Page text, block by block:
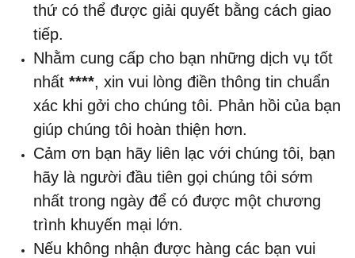
thứ có thể được giải quyết bằng cách giao
tiếp.
Nhằm cung cấp cho bạn những dịch vụ tốt
nhất ****, xin vui lòng điền thông tin chuẩn
xác khi gởi cho chúng tôi. Phản hồi của bạn
giúp chúng tôi hoàn thiện hơn.
Cảm ơn bạn hãy liên lạc với chúng tôi, bạn
hãy là người đầu tiên gọi chúng tôi sớm
nhất trong ngày để có được một chương
trình khuyến mại lớn.
Nếu không nhận được hàng các bạn vui